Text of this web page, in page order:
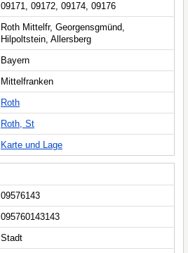
09171, 09172, 09174, 09176
Roth Mittelfr, Georgensgmünd,
Hilpoltstein, Allersberg
Bayern
Mittelfranken
Roth
Roth, St
Karte und Lage
09576143
095760143143
Stadt